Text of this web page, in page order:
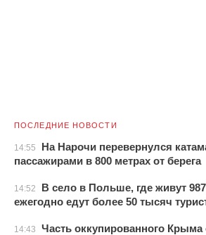
ПОСЛЕДНИЕ НОВОСТИ
14:55
На Нарочи перевернулся
пассажирами в 800 метрах от берега
14:52
В село в Польше, где живут
ежегодно едут более 50 тысяч
14:43
Часть оккупированного Крыма